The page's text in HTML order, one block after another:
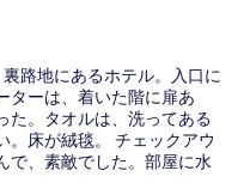
路地にあるホテル。入口に
ターは、着いた階に扉あ
た。タオルは、洗ってある
。床が絨毯。 チェックアウ
で、素敵でした。部屋に水